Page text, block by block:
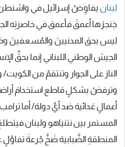
لبنان يفاوِضُ إسرائيل في
خِنجرَها أعمقَ فأعمق في خاصرتِه
ليس بحق المدنيينَ والمُسعفينَ
الجيش الوطني اللبناني إنما بحقِّ
النارَ على الجوار وتنتقمُ من
وترفضُ بشكلٍ قاطع استخدامَ
أعمالٍ عَدائية ضد أيِّ دولة/ أما
المستمر بين نتنياهو ولبنان
المنطقةِ الضَّبابية ضَخَّ جُرعةَ تفاؤلٍ